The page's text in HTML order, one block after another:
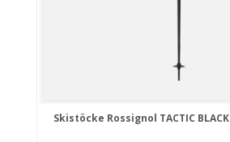
Skistöcke Rossignol TACTIC BLACK